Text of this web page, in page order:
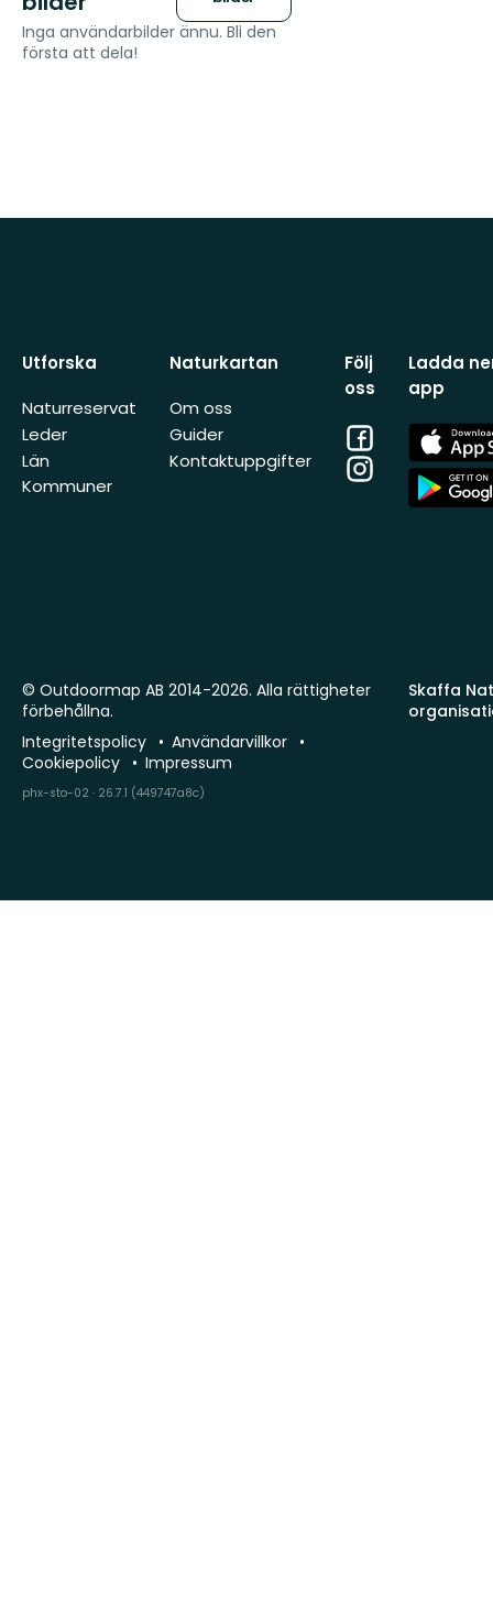
Inga användarbilder ännu. Bli den
första att dela!
Utforska
Naturreservat
Leder
Län
Kommuner
Naturkartan
Om oss
Guider
Kontaktuppgifter
Följ
oss
Facebook
Instagram
Ladda
app
App
Store
App
Store
Skaffa
© Outdoormap AB 2014-2026. Alla rättigheter
förbehållna.
Integritetspolicy
Användarvillkor
Cookiepolicy
Impressum
phx-sto-02 · 26.7.1 (449747a8c)